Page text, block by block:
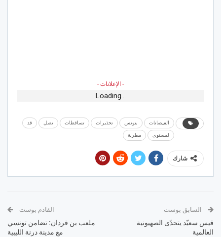
- الإعلانات -
Loading...
الفيضانات بتونس تحذيرات تساقطات تصل قد
لمستوى مطرية
شارك
السابق بوست
قيس سعيّد يتحدّى الصهيونية
العالمية
القادم بوست
ملعب بن قردان: تضامن تونسي
مع مدينة درنة الليبية